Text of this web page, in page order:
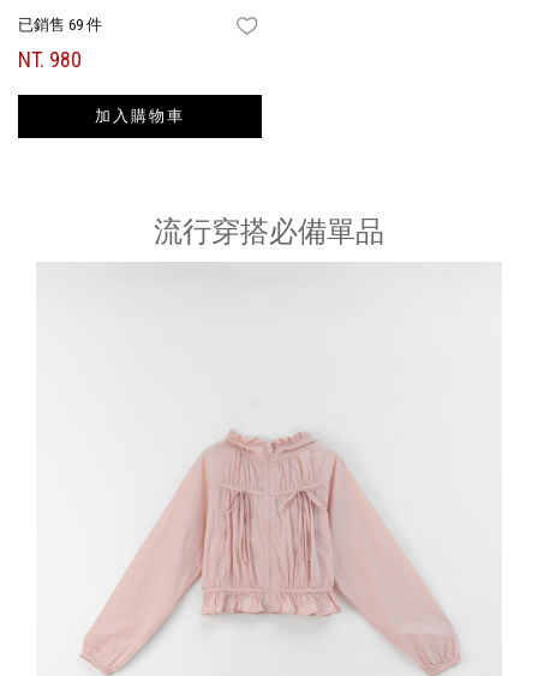
已銷售 69 件
NT. 980
加入購物車
流行穿搭必備單品